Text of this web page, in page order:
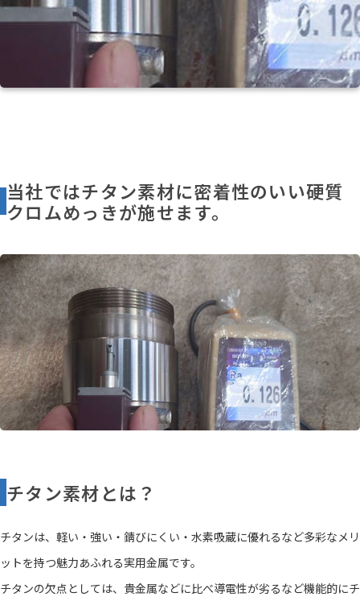
当社ではチタン素材に密着性のいい硬質
クロムめっきが施せます。
チタン素材とは？
チタンは、軽い・強い・錆びにくい・水素吸蔵に優れるなど多彩なメリ
ットを持つ魅力あふれる実用金属です。
チタンの欠点としては、貴金属などに比べ導電性が劣るなど機能的にチ